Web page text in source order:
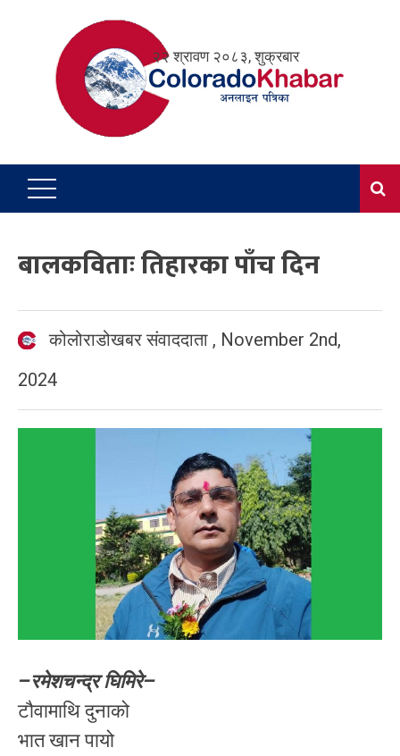
२२ श्रावण २०८३, शुक्रबार
बालकविताः तिहारका पाँच दिन
कोलोराडोखबर संवाददाता , November 2nd,
2024
–रमेशचन्द्र घिमिरे–
टौवामाथि दुनाको
भात खान पायो